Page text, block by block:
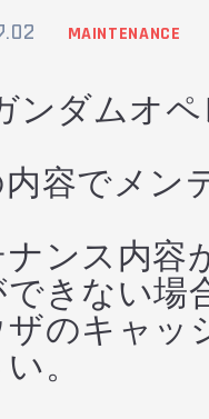
MAINTENANCE
ンダムオ
内容でメン
ナンス内容
できない場
ザのキャッ
。